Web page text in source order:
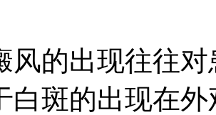
出现往往对
白斑的出现在